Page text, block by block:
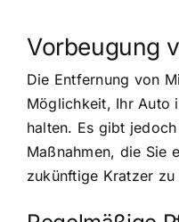
Vorbeugung
Die Entfernung von
Möglichkeit, Ihr Auto
halten. Es gibt
Maßnahmen, die Sie
zukünftige Kratzer zu